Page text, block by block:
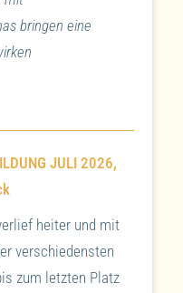
bringen eine
JULI 2026,
heiter und mit
verschiedensten
zum letzten Platz